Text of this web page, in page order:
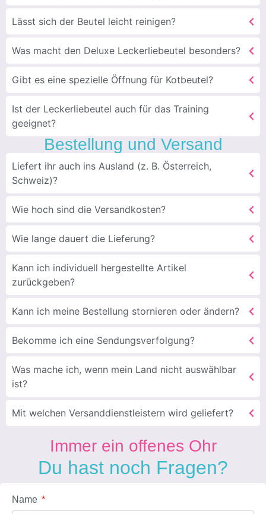
Lässt sich der Beutel leicht reinigen?
Was macht den Deluxe Leckerliebeutel besonders?
Gibt es eine spezielle Öffnung für Kotbeutel?
Ist der Leckerliebeutel auch für das Training
geeignet?
Bestellung und Versand
Liefert ihr auch ins Ausland (z. B. Österreich,
Schweiz)?
Wie hoch sind die Versandkosten?
Wie lange dauert die Lieferung?
Kann ich individuell hergestellte Artikel
zurückgeben?
Kann ich meine Bestellung stornieren oder ändern?
Bekomme ich eine Sendungsverfolgung?
Was mache ich, wenn mein Land nicht auswählbar
ist?
Mit welchen Versanddienstleistern wird geliefert?
Immer ein offenes Ohr
Du hast noch Fragen?
Name